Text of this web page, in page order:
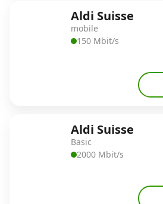
Internet, TV, Telefon
Aldi Suisse
mobile
150 Mbit/s
Aldi Suisse
Basic
2000 Mbit/s